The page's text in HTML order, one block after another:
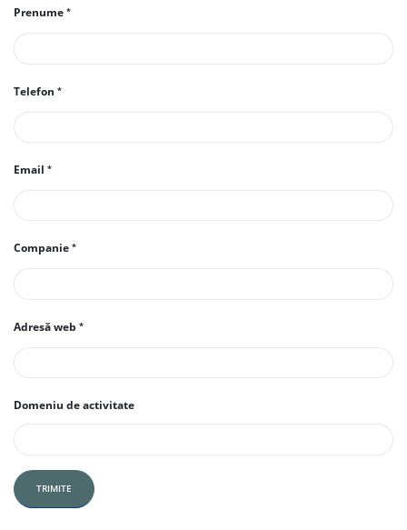
Prenume
Telefon
Email
Companie
Adresă web
Domeniu de activitate